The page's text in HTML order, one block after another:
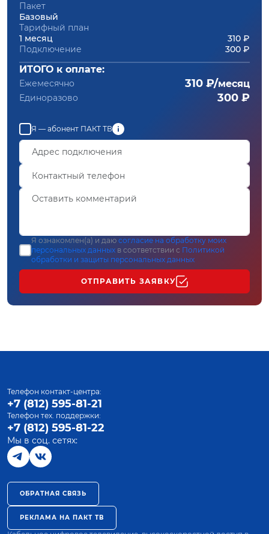
Пакет
Базовый
Тарифный план
1 месяц
310 ₽
Подключение
300 ₽
ИТОГО к оплате:
Ежемесячно 310 ₽/месяц
Единоразово 300 ₽
Я — абонент ПАКТ ТВ
Я ознакомлен(а) и даю согласие на обработку моих
персональных данных в соответствии с Политикой
обработки и защиты персональных данных
ОТПРАВИТЬ ЗАЯВКУ
Телефон контакт-центра:
+7 (812) 595-81-21
Телефон тех. поддержки:
+7 (812) 595-81-22
Мы в соц. сетях:
ОБРАТНАЯ СВЯЗЬ
РЕКЛАМА НА ПАКТ ТВ